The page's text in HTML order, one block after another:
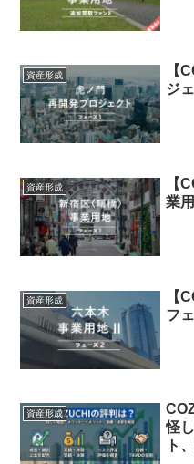
資産形成
【
ジ
資産形成
【
業
資産形成
【
フ
資産形成
怪
ト